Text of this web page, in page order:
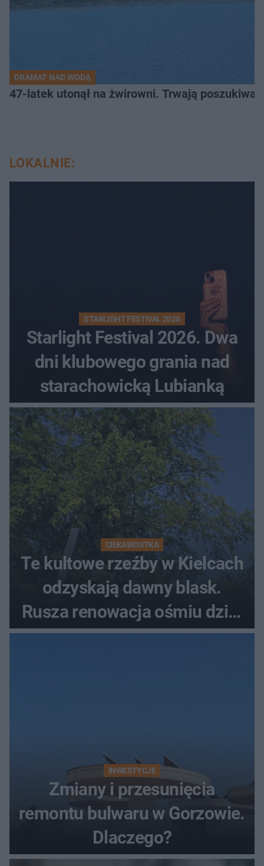
DRAMAT NAD WODĄ
47-latek utonął na żwirowni. Trwają
LOKALNIE:
STARLIGHT FESTIVAL 2026
Starlight Festival 2026. Dwa
dni klubowego grania nad
starachowicką Lubianką
CIEKAWOSTKA
Te kultowe rzeźby w Kielcach
odzyskają dawny blask.
Rusza renowacja ośmiu dzieł
z lat 70.
INWESTYCJE
Zmiany i przesunięcia
remontu bulwaru w Gorzowie.
Dlaczego?